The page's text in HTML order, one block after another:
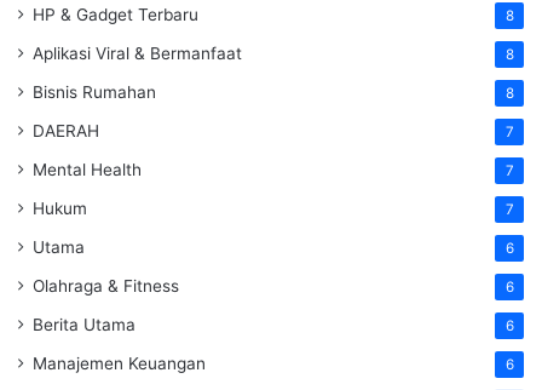
HP & Gadget Terbaru 8
Aplikasi Viral & Bermanfaat 8
Bisnis Rumahan 8
DAERAH 7
Mental Health 7
Hukum 7
Utama 6
Olahraga & Fitness 6
Berita Utama 6
Manajemen Keuangan 6